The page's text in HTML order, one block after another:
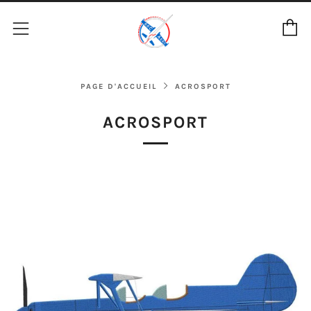
Menu
PAGE D'ACCUEIL ACROSPORT
ACROSPORT